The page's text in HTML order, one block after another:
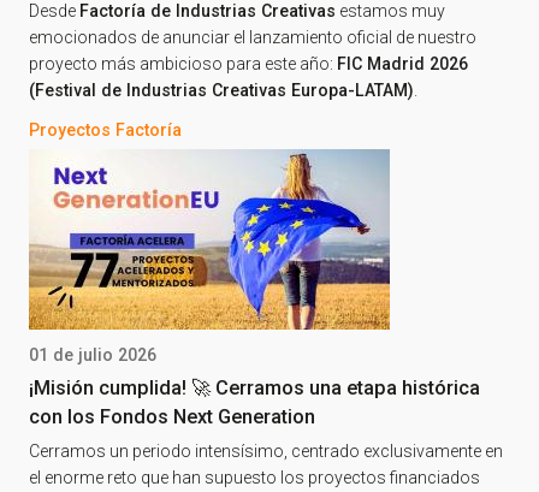
Desde Factoría de Industrias Creativas estamos muy
emocionados de anunciar el lanzamiento oficial de nuestro
proyecto más ambicioso para este año: FIC Madrid 2026
(Festival de Industrias Creativas Europa-LATAM).
Proyectos Factoría
01 de julio 2026
¡Misión cumplida! 🚀 Cerramos una etapa histórica
con los Fondos Next Generation
Cerramos un periodo intensísimo, centrado exclusivamente en
el enorme reto que han supuesto los proyectos financiados